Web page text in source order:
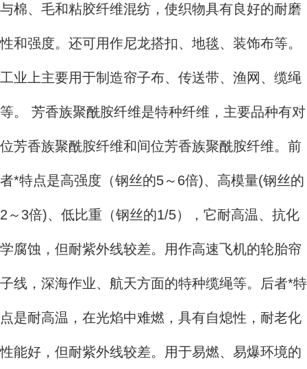
与棉、毛和粘胶纤维混纺，使织物具有良好的耐磨
性和强度。还可用作尼龙搭扣、地毯、装饰布等。
工业上主要用于制造帘子布、传送带、渔网、缆绳
等。 芳香族聚酰胺纤维是特种纤维，主要品种有对
位芳香族聚酰胺纤维和间位芳香族聚酰胺纤维。前
者*特点是高强度（钢丝的5～6倍)、高模量(钢丝的
2～3倍)、低比重（钢丝的1/5），它耐高温、抗化
学腐蚀，但耐紫外线较差。用作高速飞机的轮胎帘
子线，深海作业、航天方面的特种缆绳等。后者*特
点是耐高温，在光焰中难燃，具有自熄性，耐老化
性能好，但耐紫外线较差。用于易燃、易爆环境的